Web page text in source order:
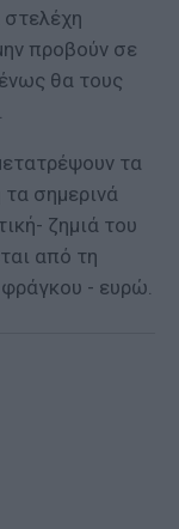
στελέχη
προβούν σε
θα τους
τα
σημερινά
ζημιά του
από τη
φράγκου - ευρώ.